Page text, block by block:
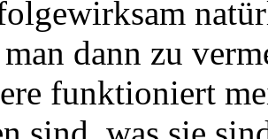
dann zu
funktioniert